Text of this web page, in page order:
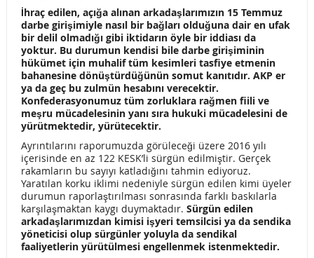
AYLIK 2500 LİRA GELİRİNİZ VAR İSE 5.350 LİRA VERGİ
ÖDEYECEKSİNİZ!
TÜRK-İŞ ARALIK AYI AÇLIK ve YOKSULLUK SINIRINI
AÇIKLADI
2017 YILI GELİR VERGİSİ TARİFESİ VE ENGELLİ İNDİRİMİ
TUTARLARI BELİRLENDİ
ANTALYA BÖLGE ŞUBEMİZİN GENEL KURUL İLANI
2016 YILI 2. DÖNEM DEVLET TİYATATROLARI GENEL
MÜDÜRLÜĞÜ KİK MUTABAKAT METNİ
İhraç edilen, açığa alınan arkadaşlarımızın 15 Temmuz
darbe girişimiyle nasıl bir bağları olduğuna dair en ufak
bir delil olmadığı gibi iktidarın öyle bir iddiası da
yoktur. Bu durumun kendisi bile darbe girişiminin
hükümet için muhalif tüm kesimleri tasfiye etmenin
bahanesine dönüştürdüğünün somut kanıtıdır. AKP er
ya da geç bu zulmün hesabını verecektir.
Konfederasyonumuz tüm zorluklara rağmen fiili ve
meşru mücadelesinin yanı sıra hukuki mücadelesini de
yürütmektedir, yürütecektir.
Ayrıntılarını raporumuzda görüleceği üzere 2016 yılı
içerisinde en az 122 KESK’li sürgün edilmiştir. Gerçek
rakamların bu sayıyı katladığını tahmin ediyoruz.
Yaratılan korku iklimi nedeniyle sürgün edilen kimi üyeler
durumun raporlaştırılması sonrasında farklı baskılarla
karşılaşmaktan kaygı duymaktadır. Sürgün edilen
arkadaşlarımızdan kimisi işyeri temsilcisi ya da sendika
yöneticisi olup sürgünler yoluyla da sendikal
faaliyetlerin yürütülmesi engellenmek istenmektedir.